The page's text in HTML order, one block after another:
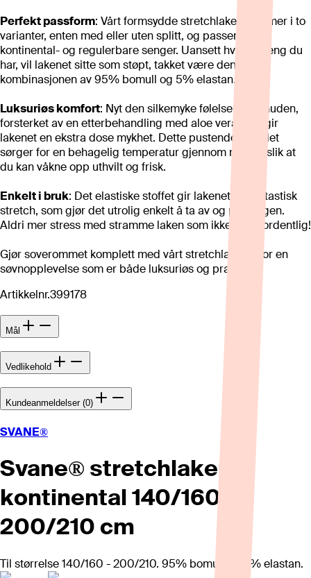
Perfekt passform: Vårt formsydde stretchlaken kommer i to
varianter, enten med eller uten splitt, og passer både
kontinental- og regulerbare senger. Uansett hvilken seng du
har, vil lakenet sitte som støpt, takket være den unike
kombinasjonen av 95% bomull og 5% elastan.
Luksuriøs komfort: Nyt den silkemyke følelsen mot huden,
forsterket av en etterbehandling med aloe vera som gir
lakenet en ekstra dose mykhet. Dette pustende tekstilet
sørger for en behagelig temperatur gjennom natten, slik at
du kan våkne opp uthvilt og frisk.
Enkelt i bruk: Det elastiske stoffet gir lakenet en fantastisk
stretch, som gjør det utrolig enkelt å ta av og på sengen.
Aldri mer stress med stramme laken som ikke sitter ordentlig!
Gjør soverommet komplett med vårt stretchlaken – for en
søvnopplevelse som er både luksuriøs og praktisk.
Artikkelnr.399178
Mål
Vedlikehold
Kundeanmeldelser (0)
SVANE®
Svane® stretchlaken
kontinental 140/160 x
200/210 cm
Til størrelse 140/160 - 200/210. 95% bomull og 5% elastan.